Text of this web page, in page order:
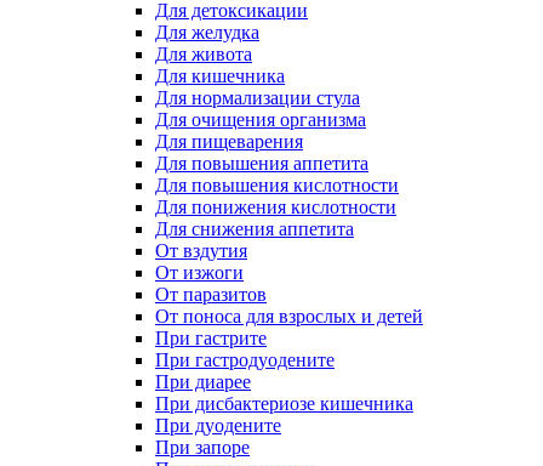
Для детоксикации
Для желудка
Для живота
Для кишечника
Для нормализации стула
Для очищения организма
Для пищеварения
Для повышения аппетита
Для повышения кислотности
Для понижения кислотности
Для снижения аппетита
От вздутия
От изжоги
От паразитов
От поноса для взрослых и детей
При гастрите
При гастродуодените
При диарее
При дисбактериозе кишечника
При дуодените
При запоре